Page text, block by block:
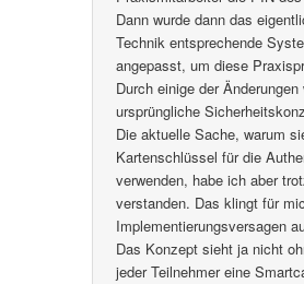
Dann wurde dann das
Technik entsprechende
angepasst, um diese
Durch einige der Änderungen
ursprüngliche
Die aktuelle Sache, warum
Kartenschlüssel für die
verwenden, habe ich aber
verstanden. Das klingt für
Implementierungsversagen
Das Konzept sieht ja nicht
jeder Teilnehmer eine